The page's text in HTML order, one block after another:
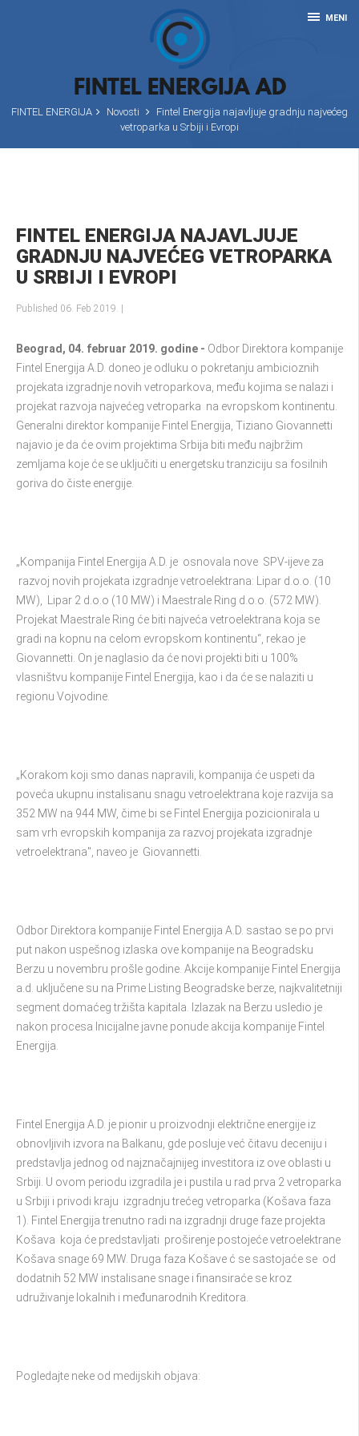
MENI
FINTEL ENERGIJA AD
FINTEL ENERGIJA Novosti
Fintel Energija najavljuje gradnju najvećeg
vetroparka u Srbiji i Evropi
FINTEL ENERGIJA NAJAVLJUJE
GRADNJU NAJVEĆEG VETROPARKA
U SRBIJI I EVROPI
Published 06. Feb 2019.
Beograd, 04. februar 2019. godine - Odbor Direktora kompanije
Fintel Energija A.D. doneo je odluku o pokretanju ambicioznih
projekata izgradnje novih vetroparkova, među kojima se nalazi i
projekat razvoja najvećeg vetroparka na evropskom kontinentu.
Generalni direktor kompanije Fintel Energija, Tiziano Giovannetti
najavio je da će ovim projektima Srbija biti među najbržim
zemljama koje će se uključiti u energetsku tranziciju sa fosilnih
goriva do čiste energije.
„Kompanija Fintel Energija A.D. je osnovala nove SPV-ijeve za
razvoj novih projekata izgradnje vetroelektrana: Lipar d.o.o. (10
MW), Lipar 2 d.o.o (10 MW) i Maestralе Ring d.o.o. (572 MW).
Projekat Maestrale Ring će biti najveća vetroelektrana koja se
gradi na kopnu na celom evropskom kontinentu“, rekao je
Giovannetti. On je naglasio da će novi projekti biti u 100%
vlasništvu kompanije Fintel Energija, kao i da će se nalaziti u
regionu Vojvodine.
„Korakom koji smo danas napravili, kompanija će uspeti da
poveća ukupnu instalisanu snagu vetroelektrana koje razvija sa
352 MW na 944 MW, čime bi se Fintel Energija pozicionirala u
sam vrh evropskih kompanija za razvoj projekata izgradnje
vetroelektrana", naveo je Giovannetti.
Odbor Direktora kompanije Fintel Energija A.D. sastao se po prvi
put nakon uspešnog izlaska ove kompanije na Beogradsku
Berzu u novembru prošle godine. Akcije kompanije Fintel Energija
a.d. uključene su na Prime Listing Beogradske berze, najkvalitetniji
segment domaćeg tržišta kapitala. Izlazak na Berzu usledio je
nakon procesa Inicijalne javne ponude akcija kompanije Fintel
Energija.
Fintel Energija A.D. je pionir u proizvodnji električne energije iz
obnovljivih izvora na Balkanu, gde posluje već čitavu deceniju i
predstavlja jednog od najznačajnijeg investitora iz ove oblasti u
Srbiji. U ovom periodu izgradila je i pustila u rad prva 2 vetroparka
u Srbiji i privodi kraju izgradnju trećeg vetroparka (Košava faza
1). Fintel Energija trenutno radi na izgradnji druge faze projekta
Košava koja će predstavljati proširenje postojeće vetroelektrane
Košava snage 69 MW. Druga faza Košave ć se sastojaće se od
dodatnih 52 MW instalisane snage i finansiraće se kroz
udruživanje lokalnih i međunarodnih Kreditora.
Pogledajte neke od medijskih objava: